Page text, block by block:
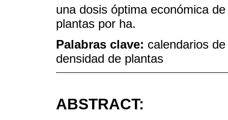
una dosis óptima económica
plantas por ha.
Palabras clave: calendarios
densidad de plantas
ABSTRACT: